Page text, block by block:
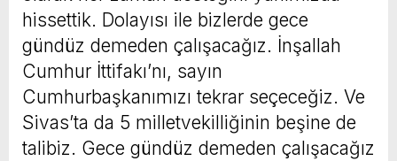
hissettik. Dolayısı ile bizlerde gece
gündüz demeden çalışacağız. İnşallah
Cumhur İttifakı’nı, sayın
Cumhurbaşkanımızı tekrar seçeceğiz. Ve
Sivas’ta da 5 milletvekilliğinin beşine de
talibiz. Gece gündüz demeden çalışacağız